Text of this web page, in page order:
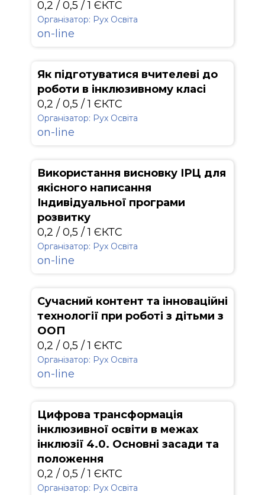
0,2 / 0,5 / 1 ЄКТС
Організатор: Рух Освіта
on-line
Як підготуватися вчителеві до
роботи в інклюзивному класі
0,2 / 0,5 / 1 ЄКТС
Організатор: Рух Освіта
on-line
Використання висновку ІРЦ для
якісного написання
Індивідуальної програми
розвитку
0,2 / 0,5 / 1 ЄКТС
Організатор: Рух Освіта
on-line
Сучасний контент та інноваційні
технології при роботі з дітьми з
ООП
0,2 / 0,5 / 1 ЄКТС
Організатор: Рух Освіта
on-line
Цифрова трансформація
інклюзивної освіти в межах
інклюзії 4.0. Основні засади та
положення
0,2 / 0,5 / 1 ЄКТС
Організатор: Рух Освіта